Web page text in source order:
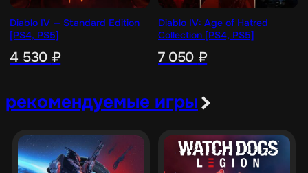
Diablo IV — Standard Edition
[PS4, PS5]
4 530 ₽
Diablo IV: Age of Hatred
Collection [PS4, PS5]
7 050 ₽
рекомендуемые игры